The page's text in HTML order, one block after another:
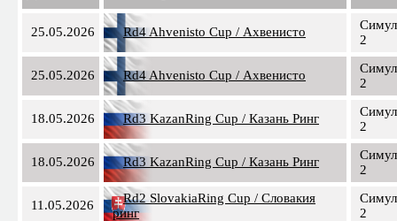
25.05.2026 Rd4 Ahvenisto Cup / Ахвенисто
2
25.05.2026 Rd4 Ahvenisto Cup / Ахвенисто
2
18.05.2026 Rd3 KazanRing Cup / Казань Ринг
2
18.05.2026 Rd3 KazanRing Cup / Казань Ринг
2
11.05.2026
Rd2 SlovakiaRing Cup / Словакия
ринг
2